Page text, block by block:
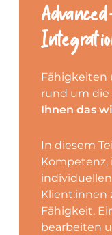
Fähigkeiten
rund um die
Ihnen das
In diesem
Kompetenz,
Klient:innen
Fähigkeit,
bearbeiten